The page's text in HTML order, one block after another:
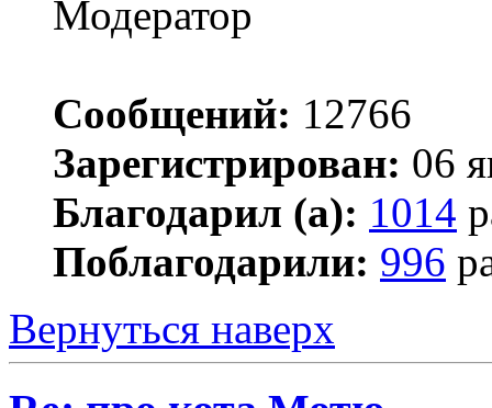
Сообщений: 12766
Зарегистрирован: 06
Благодарил (а): 1014
Поблагодарили: 996
Вернуться наверх